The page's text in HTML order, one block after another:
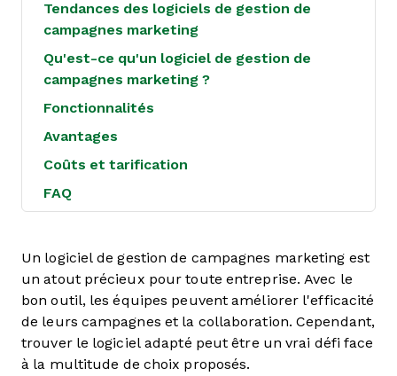
Tendances des logiciels de gestion de
campagnes marketing
Qu'est-ce qu'un logiciel de gestion de
campagnes marketing ?
Fonctionnalités
Avantages
Coûts et tarification
FAQ
Un logiciel de gestion de campagnes marketing est
un atout précieux pour toute entreprise. Avec le
bon outil, les équipes peuvent améliorer l'efficacité
de leurs campagnes et la collaboration. Cependant,
trouver le logiciel adapté peut être un vrai défi face
à la multitude de choix proposés.